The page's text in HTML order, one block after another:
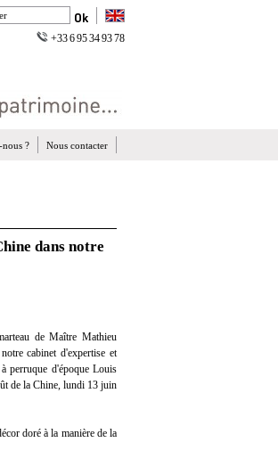
+33 6 95 34 93 78
Nous contacter
nous ?
dans notre
de Maître Mathieu
cabinet d'expertise et
perruque d'époque Louis
de la Chine, lundi 13 juin
doré à la manière de la